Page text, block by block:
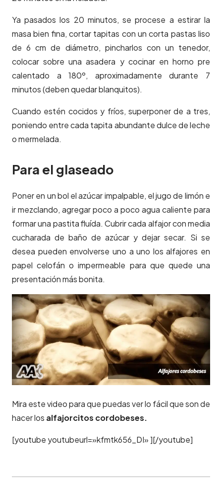
Ya pasados los 20 minutos, se procese a estirar la
masa bien fina, cortar tapitas con un corta pastas liso
de 6 cm de diámetro, pincharlos con un tenedor,
colocar sobre una asadera y cocinar en horno pre
calentado a 180º, aproximadamente durante 7
minutos (deben quedar blanquitos).
Cuando estén cocidos y fríos, superponer de a tres,
poniendo entre cada tapita abundante dulce de leche
o mermelada.
Para el glaseado
Poner en un bol el azúcar impalpable, el jugo de limón e
ir mezclando, agregar poco a poco agua caliente para
formar una pastita fluída. Cubrir cada alfajor con media
cucharada de baño de azúcar y dejar secar. Si se
desea pueden envolverse uno a uno los alfajores en
papel celofán o impermeable para que quede una
presentación más bonita.
Mira este video para que puedas ver lo fácil que son de
hacer los alfajorcitos cordobeses.
[youtube youtubeurl=»kfmtk656_DI» ][/youtube]